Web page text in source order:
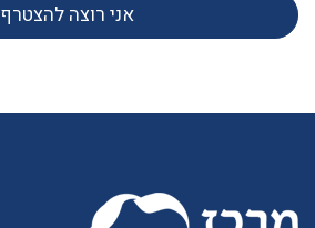
אני רוצה להצטרף